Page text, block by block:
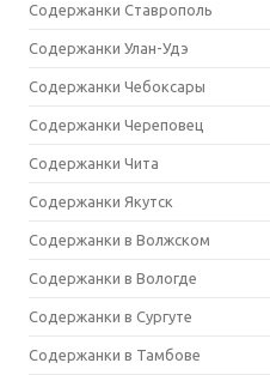
Содержанки Ставрополь
Содержанки Улан-Удэ
Содержанки Чебоксары
Содержанки Череповец
Содержанки Чита
Содержанки Якутск
Содержанки в Волжском
Содержанки в Вологде
Содержанки в Сургуте
Содержанки в Тамбове